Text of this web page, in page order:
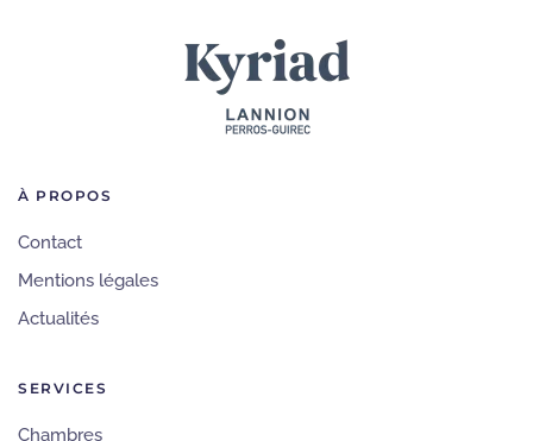
À PROPOS
Contact
Mentions légales
Actualités
SERVICES
Chambres